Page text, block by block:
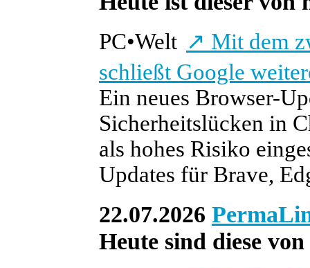
PC•Welt ↗ Mit dem
schließt Google
Ein neues Browser-
Sicherheitslücken in
als hohes Risiko
Updates für Brave,
22.07.2026
Heute sind diese